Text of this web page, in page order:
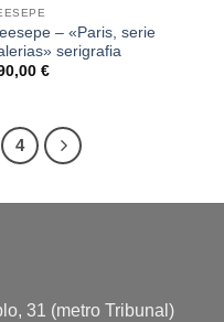
– «Paris, serie
serigrafia
€
4
31 (metro Tribunal)